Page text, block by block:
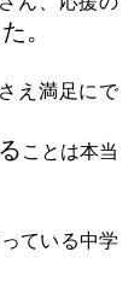
。
え満足にで
ことは本当
ている中学